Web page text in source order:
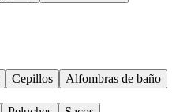
Cepillos
Alfombras de baño